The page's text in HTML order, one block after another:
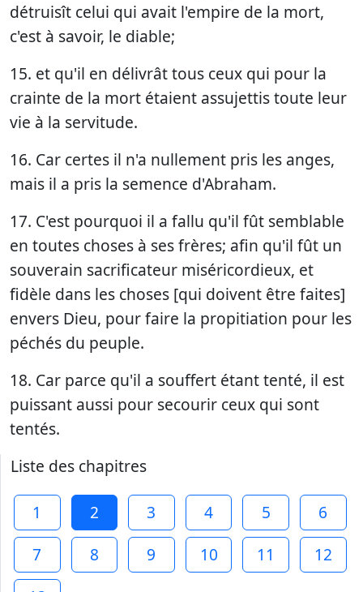
détruisît celui qui avait l'empire de la mort,
c'est à savoir, le diable;
15. et qu'il en délivrât tous ceux qui pour la
crainte de la mort étaient assujettis toute leur
vie à la servitude.
16. Car certes il n'a nullement pris les anges,
mais il a pris la semence d'Abraham.
17. C'est pourquoi il a fallu qu'il fût semblable
en toutes choses à ses frères; afin qu'il fût un
souverain sacrificateur miséricordieux, et
fidèle dans les choses [qui doivent être faites]
envers Dieu, pour faire la propitiation pour les
péchés du peuple.
18. Car parce qu'il a souffert étant tenté, il est
puissant aussi pour secourir ceux qui sont
tentés.
Liste des chapitres
1 2 3 4 5
6
7
8 9 10 11
12